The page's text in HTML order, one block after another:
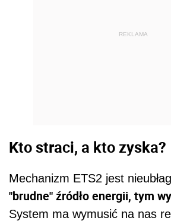
REKLAMA
Kto straci, a kto zyska?
Mechanizm ETS2 jest
"brudne" źródło energii, tym
System ma wymusić na nas